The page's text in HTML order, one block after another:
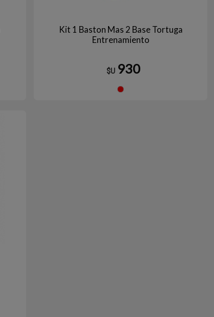
Kit 1 Baston Mas 2 Base Tortuga
Entrenamiento
$U 930